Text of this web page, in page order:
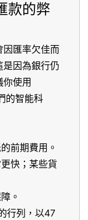
款的弊
因匯率欠佳而
是因為銀行仍
使用
的智能科
前期費用。
快；某些貨
。
行列，以47